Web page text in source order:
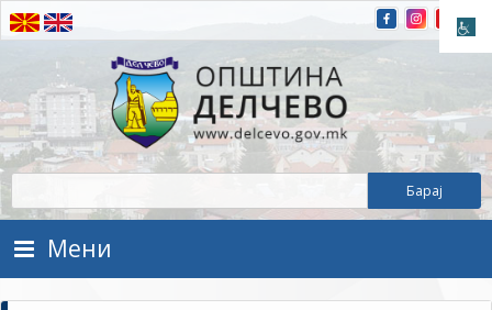
Прескокнете на содржината
Општина Делчево
Општина Делчево
Мени